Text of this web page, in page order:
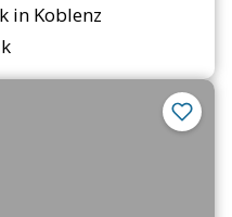
in Koblenz